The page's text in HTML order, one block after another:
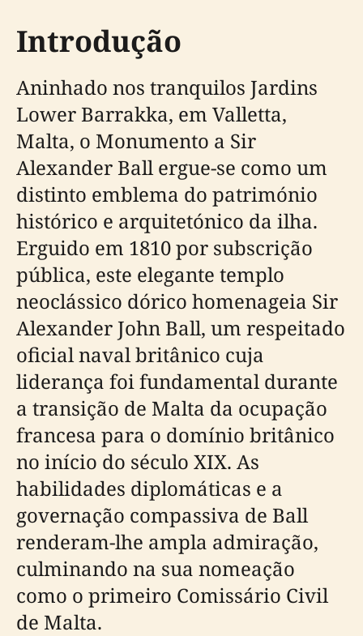
Introdução
Aninhado nos tranquilos Jardins
Lower Barrakka, em Valletta,
Malta, o Monumento a Sir
Alexander Ball ergue-se como um
distinto emblema do património
histórico e arquitetónico da ilha.
Erguido em 1810 por subscrição
pública, este elegante templo
neoclássico dórico homenageia Sir
Alexander John Ball, um respeitado
oficial naval britânico cuja
liderança foi fundamental durante
a transição de Malta da ocupação
francesa para o domínio britânico
no início do século XIX. As
habilidades diplomáticas e a
governação compassiva de Ball
renderam-lhe ampla admiração,
culminando na sua nomeação
como o primeiro Comissário Civil
de Malta.